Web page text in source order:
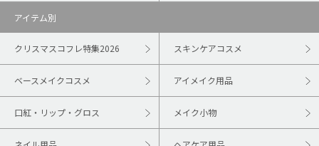
アイテム別
クリスマスコフレ特集2026 スキンケアコスメ
ベースメイクコスメ アイメイク用品
口紅・リップ・グロス メイク小物